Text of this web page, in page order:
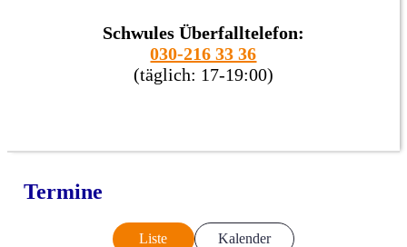
Schwules Überfalltelefon:
030-216 33 36
(täglich: 17-19:00)
Termine
Liste Kalender